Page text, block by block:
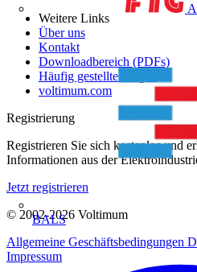
BALS
Weitere Links
Über uns
Kontakt
Downloadbereich (PDFs)
Häufig gestellte Fragen
voltimum.com
Registrierung
Registrieren Sie sich kostenlos und
Informationen aus der
Jetzt registrieren
© 2002-2026 Voltimum
Allgemeine Geschäftsbedingungen
Impressum